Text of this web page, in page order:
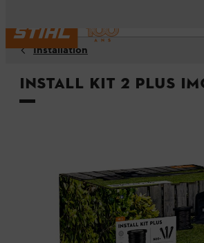
Installation
Install Kit 2 Plus